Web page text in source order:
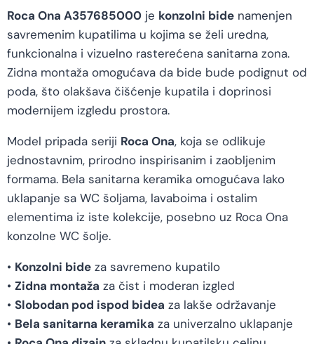
Roca Ona A357685000 je konzolni bide namenjen
savremenim kupatilima u kojima se želi uredna,
funkcionalna i vizuelno rasterećena sanitarna zona.
Zidna montaža omogućava da bide bude podignut od
poda, što olakšava čišćenje kupatila i doprinosi
modernijem izgledu prostora.
Model pripada seriji Roca Ona, koja se odlikuje
jednostavnim, prirodno inspirisanim i zaobljenim
formama. Bela sanitarna keramika omogućava lako
uklapanje sa WC šoljama, lavaboima i ostalim
elementima iz iste kolekcije, posebno uz Roca Ona
konzolne WC šolje.
• Konzolni bide za savremeno kupatilo
• Zidna montaža za čist i moderan izgled
• Slobodan pod ispod bidea za lakše održavanje
• Bela sanitarna keramika za univerzalno uklapanje